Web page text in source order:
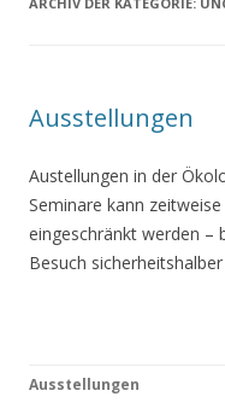
Ausstellungen
Austellungen in der
Seminare kann
eingeschränkt werden –
Besuch
Ausstellungen